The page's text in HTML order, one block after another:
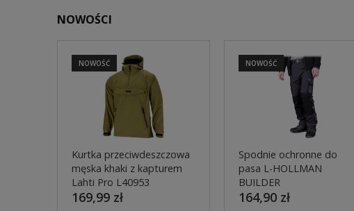
NOWOŚCI
Kurtka przeciwdeszczowa
męska khaki z kapturem
Lahti Pro L40953
169,99 zł
NOWOŚĆ
Spodnie ochronne do
pasa L-HOLLMAN
BUILDER
164,90 zł
NOWOŚĆ